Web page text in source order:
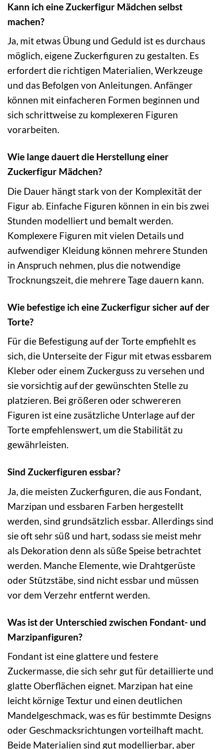
Kann ich eine Zuckerfigur Mädchen selbst
machen?
Ja, mit etwas Übung und Geduld ist es durchaus
möglich, eigene Zuckerfiguren zu gestalten. Es
erfordert die richtigen Materialien, Werkzeuge
und das Befolgen von Anleitungen. Anfänger
können mit einfacheren Formen beginnen und
sich schrittweise zu komplexeren Figuren
vorarbeiten.
Wie lange dauert die Herstellung einer
Zuckerfigur Mädchen?
Die Dauer hängt stark von der Komplexität der
Figur ab. Einfache Figuren können in ein bis zwei
Stunden modelliert und bemalt werden.
Komplexere Figuren mit vielen Details und
aufwendiger Kleidung können mehrere Stunden
in Anspruch nehmen, plus die notwendige
Trocknungszeit, die mehrere Tage dauern kann.
Wie befestige ich eine Zuckerfigur sicher auf der
Torte?
Für die Befestigung auf der Torte empfiehlt es
sich, die Unterseite der Figur mit etwas essbarem
Kleber oder einem Zuckerguss zu versehen und
sie vorsichtig auf der gewünschten Stelle zu
platzieren. Bei größeren oder schwereren
Figuren ist eine zusätzliche Unterlage auf der
Torte empfehlenswert, um die Stabilität zu
gewährleisten.
Sind Zuckerfiguren essbar?
Ja, die meisten Zuckerfiguren, die aus Fondant,
Marzipan und essbaren Farben hergestellt
werden, sind grundsätzlich essbar. Allerdings sind
sie oft sehr süß und hart, sodass sie meist mehr
als Dekoration denn als süße Speise betrachtet
werden. Manche Elemente, wie Drahtgerüste
oder Stützstäbe, sind nicht essbar und müssen
vor dem Verzehr entfernt werden.
Was ist der Unterschied zwischen Fondant- und
Marzipanfiguren?
Fondant ist eine glattere und festere
Zuckermasse, die sich sehr gut für detaillierte und
glatte Oberflächen eignet. Marzipan hat eine
leicht körnige Textur und einen deutlichen
Mandelgeschmack, was es für bestimmte Designs
oder Geschmacksrichtungen vorteilhaft macht.
Beide Materialien sind gut modellierbar, aber